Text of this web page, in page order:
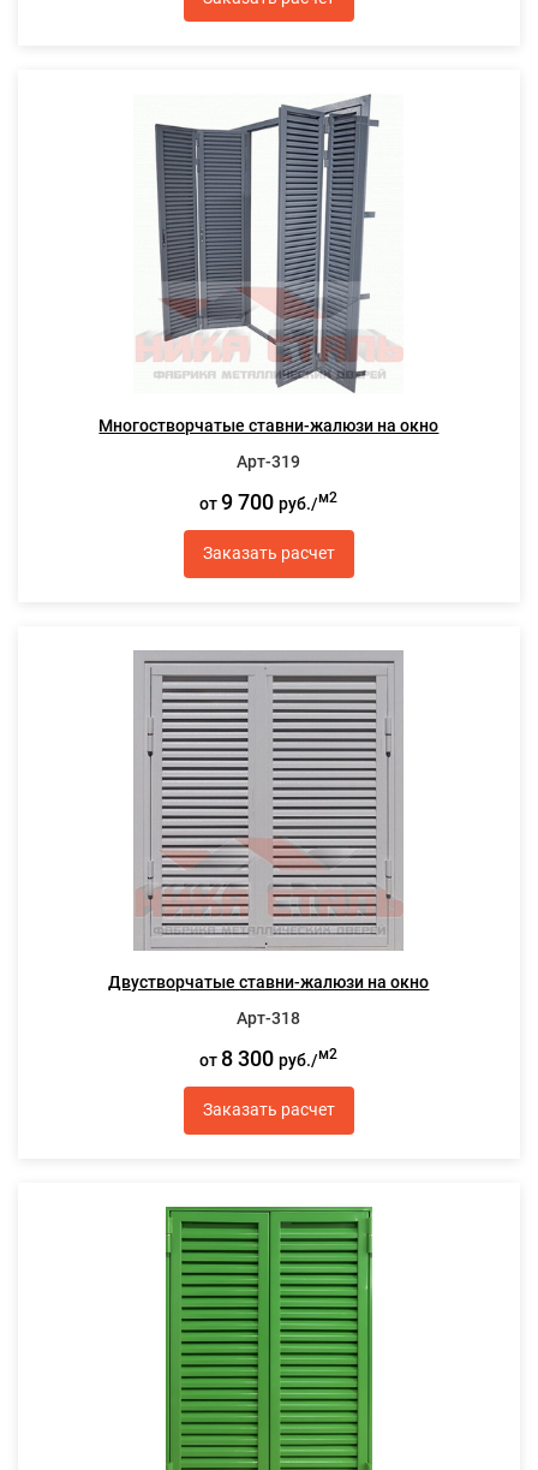
Многостворчатые ставни-жалюзи на окно
Арт-319
от9 700руб./м2
Заказать расчет
Двустворчатые ставни-жалюзи на окно
Арт-318
от 8 300руб./м2
Заказать расчет